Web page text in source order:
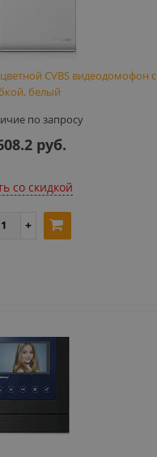
CVBS видеодомофон с
белый
по запросу
руб.
cо скидкой